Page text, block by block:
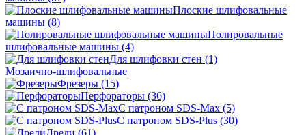
Плоские шлифовальные
машины (8)
Полировальные
шлифовальные машины (4)
Для шлифовки стен (1)
Мозаично-шлифовальные
Фрезеры (15)
Перфораторы (36)
С патроном SDS-Max (5)
С патроном SDS-Plus (30)